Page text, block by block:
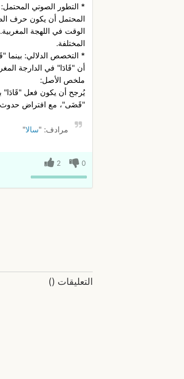
* التطور الصوتي
المحتمل أن يكون حرف
الوقت في اللهجة
المختلفة.
* التخصص الدلالي:
أن "قَادَا" في الدارجة
ملخص الأصل:
يُرجح أن يكون فعل "قَادَا"
"قَضَى"، مع افتراض حدوث
مرادف: "سالا"
0
2
التعليقات (
)